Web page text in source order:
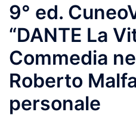
9° ed.
“DANTE La
Commedia
Roberto
personale